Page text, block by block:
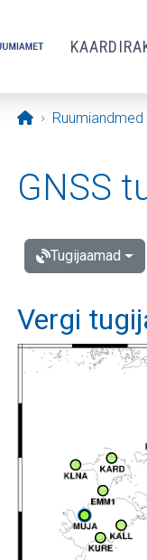
Avaleht
Ruumiandmed
GNSS
Tugijaamad
Vergi